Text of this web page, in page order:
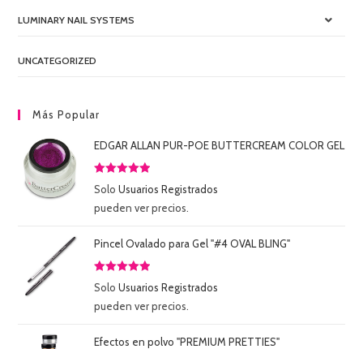
LUMINARY NAIL SYSTEMS
UNCATEGORIZED
Más Popular
EDGAR ALLAN PUR-POE BUTTERCREAM COLOR GEL
Valorado
5
SoloUsuarios Registrados
pueden ver precios.
Pincel Ovalado para Gel "#4 OVAL BLING"
Valorado
5
SoloUsuarios Registrados
pueden ver precios.
Efectos en polvo "PREMIUM PRETTIES"